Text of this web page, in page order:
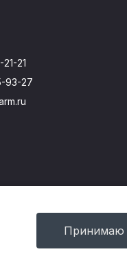
21
93-27
Принимаю